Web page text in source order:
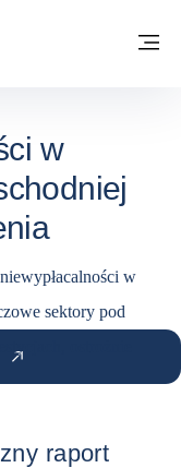
- STRONA
w
w
sektory pod
raport